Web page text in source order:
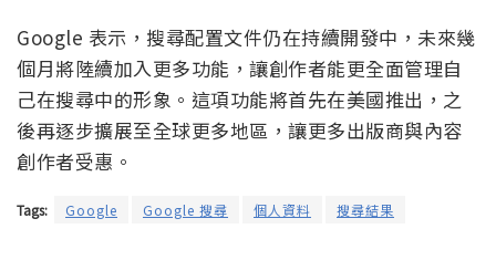
Google 表示，搜尋配置文件仍在持續開發中，未來幾
個月將陸續加入更多功能，讓創作者能更全面管理自
己在搜尋中的形象。這項功能將首先在美國推出，之
後再逐步擴展至全球更多地區，讓更多出版商與內容
創作者受惠。
Tags: Google Google 搜尋 個人資料 搜尋結果